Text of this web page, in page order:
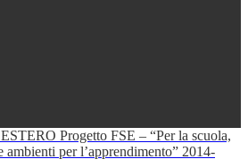
Progetto FSE – “Per la scuola,
ambienti per l’apprendimento” 2014-